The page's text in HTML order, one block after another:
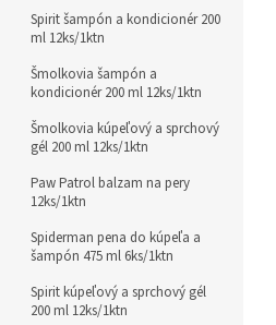
Spirit šampón a kondicionér 200
ml 12ks/1ktn
Šmolkovia šampón a
kondicionér 200 ml 12ks/1ktn
Šmolkovia kúpeľový a sprchový
gél 200 ml 12ks/1ktn
Paw Patrol balzam na pery
12ks/1ktn
Spiderman pena do kúpeľa a
šampón 475 ml 6ks/1ktn
Spirit kúpeľový a sprchový gél
200 ml 12ks/1ktn